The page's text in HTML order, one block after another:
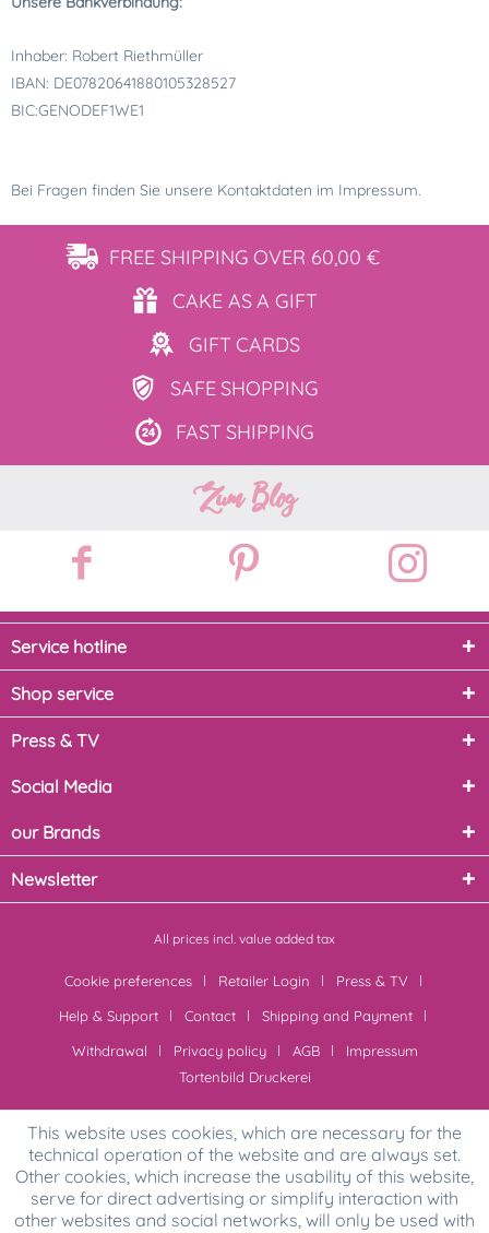
Inhaber: Robert Riethmüller
IBAN: DE07820641880105328527
BIC:GENODEF1WE1
Bei Fragen finden Sie unsere Kontaktdaten im Impressum.
FREE SHIPPING OVER 60,00 €
CAKE ASA GIFT
GIFT CARDS
SAFE SHOPPING
FAST SHIPPING
Zum Blog
Service hotline
Shop service
Press & TV
Social Media
our Brands
Newsletter
All prices incl. value added tax
Cookie preferences Retailer Login
Press & TV
Help & Support
Contact
Shipping and Payment
Withdrawal
Privacy policy AGB
Impressum
Tortenbild Druckerei
This website uses cookies, which are necessary for the
technical operation of the website and are always set.
Other cookies, which increase the usability of this website,
serve for direct advertising or simplify interaction with
other websites and social networks, will only be used with